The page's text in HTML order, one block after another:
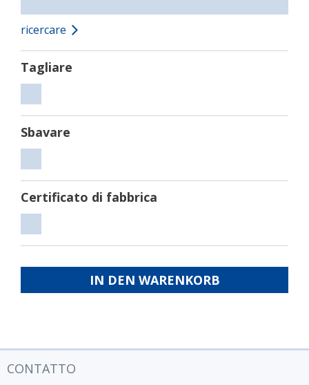
ricercare
Tagliare
Sbavare
Certificato di fabbrica
di
fabbrica
IN DEN WARENKORB
CONTATTO